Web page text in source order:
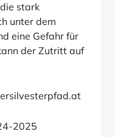
stark
unter dem
eine Gefahr für
der Zutritt auf
2025